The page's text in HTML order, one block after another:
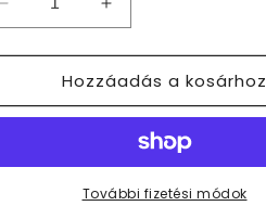
VOLTIE
22
KW
töltő
összehangolható
mennyiségének
csökkentése
VOLTIE
22
KW
Fali
töltő
Napelemmel
összehangolható
mennyiségének
növelése
Hozzáadás a kosárhoz
További fizetési módok